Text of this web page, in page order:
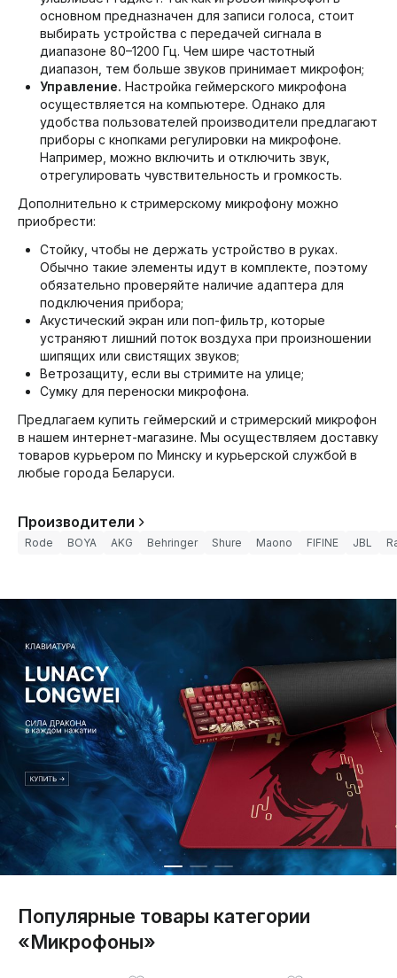
основном предназначен для записи голоса, стоит
выбирать устройства с передачей сигнала в
диапазоне 80–1200 Гц. Чем шире частотный
диапазон, тем больше звуков принимает микрофон;
Управление. Настройка геймерского микрофона
осуществляется на компьютере. Однако для
удобства пользователей производители предлагают
приборы с кнопками регулировки на микрофоне.
Например, можно включить и отключить звук,
отрегулировать чувствительность и громкость.
Дополнительно к стримерскому микрофону можно
приобрести:
Стойку, чтобы не держать устройство в руках.
Обычно такие элементы идут в комплекте, поэтому
обязательно проверяйте наличие адаптера для
подключения прибора;
Акустический экран или поп-фильтр, которые
устраняют лишний поток воздуха при произношении
шипящих или свистящих звуков;
Ветрозащиту, если вы стримите на улице;
Сумку для переноски микрофона.
Предлагаем купить геймерский и стримерский микрофон
в нашем интернет-магазине. Мы осуществляем доставку
товаров курьером по Минску и курьерской службой в
любые города Беларуси.
Производители
Rode BOYA AKG Behringer Shure Maono FIFINE JBL
Популярные товары категории
«Микрофоны»